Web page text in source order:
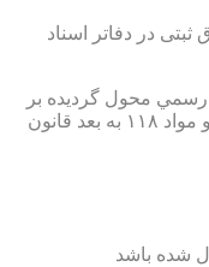
در دفاتر اسناد
محول گرديده بر
اساس ماده ۵۰ قانون دفاتر اسناد رسمي و مواد ۱۱۸ به بعد قانون